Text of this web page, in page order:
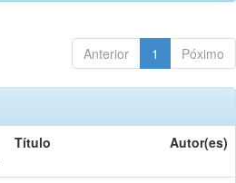
Anterior 1 Póximo
Título Autor(es)